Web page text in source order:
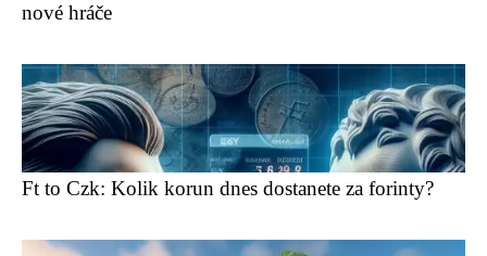
nové hráče
Ft to Czk: Kolik korun dnes dostanete za forinty?